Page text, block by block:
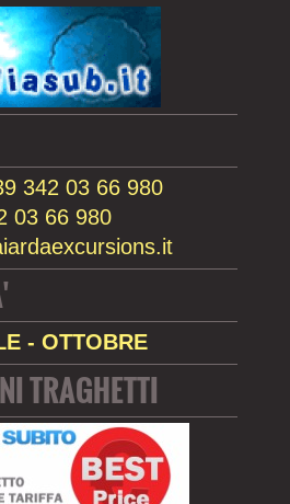
342 03 66 980
03 66 980
- OTTOBRE
TRAGHETTI